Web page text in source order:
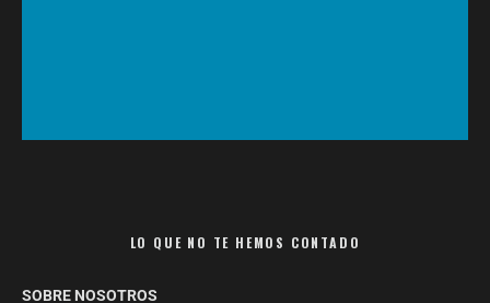
LO QUE NO TE HEMOS CONTADO
SOBRE NOSOTROS